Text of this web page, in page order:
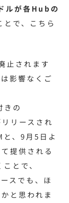
が各Hubの
とで、こちら
されます
影響なくご
の
リースされ
、9月5日よ
提供される
とで、
スでも、ほ
と思われま